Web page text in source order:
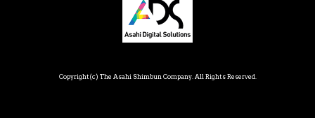
Copyright(c) The Asahi Shimbun Company. All Rights Reserved.